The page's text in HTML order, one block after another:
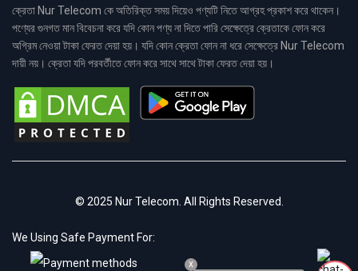
ক্রেতা Nur Telecom কে অতিরিক্ত সময় দিয়েও পণ্যটি নিতে আগ্রহ প্রকাশ করে থাকেন।
পণ্যের গুনগত মান বিবেচনা করে যদি কোন পণ্য না দিতে পারি সেক্ষেত্রে ক্রেতাকে ফোন করে
অগ্রিম নেওয়া টাকা ফেরত দেয়া হয়। যদি কোন ক্রেতা ফোন না ধরে সেক্ষেত্রে Nur Telecom
দায়ী নয়। ক্রেতা যদি পরবর্তীতে ফোন করে সাথে সাথে টাকা ফেরত দেয়া হয়।
© 2025 Nur Telecom. All Rights Reserved.
We Using Safe Payment For:
x